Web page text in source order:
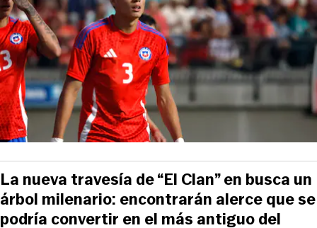
La nueva travesía de “El Clan” en busca un
árbol milenario: encontrarán alerce que se
podría convertir en el más antiguo del